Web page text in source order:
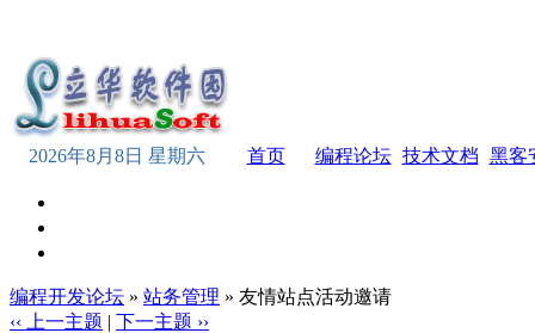
2026年8月8日 星期六 首页 编程论坛 技术文档 黑客
编程开发论坛 » 站务管理 » 友情站点活动邀请
‹‹ 上一主题 | 下一主题 ››